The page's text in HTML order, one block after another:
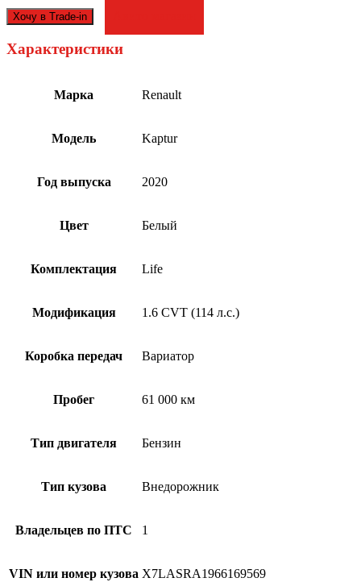
Хочу в Trade-in
Характеристики
Марка Renault
Модель Kaptur
Год выпуска 2020
Цвет Белый
Комплектация Life
Модификация 1.6 CVT (114 л.с.)
Коробка передач Вариатор
Пробег 61 000 км
Тип двигателя Бензин
Тип кузова Внедорожник
Владельцев по ПТС 1
VIN или номер кузова X7LASRA1966169569